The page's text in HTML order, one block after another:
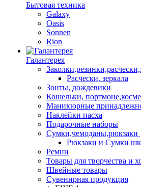
Бытовая техника
Galaxy
Oasis
Sonnen
Rion
Галантерея
Расчески, зеркала
Зонты, дождевики
Кошельки,
Маникюрные
Наклейки пасха
Подарочные наборы
Сумки,чемоданы,рюкзаки
Рюкзаки и Сумки
Ремни
Товары для творчества и
Швейные товары
Сувенирная продукция